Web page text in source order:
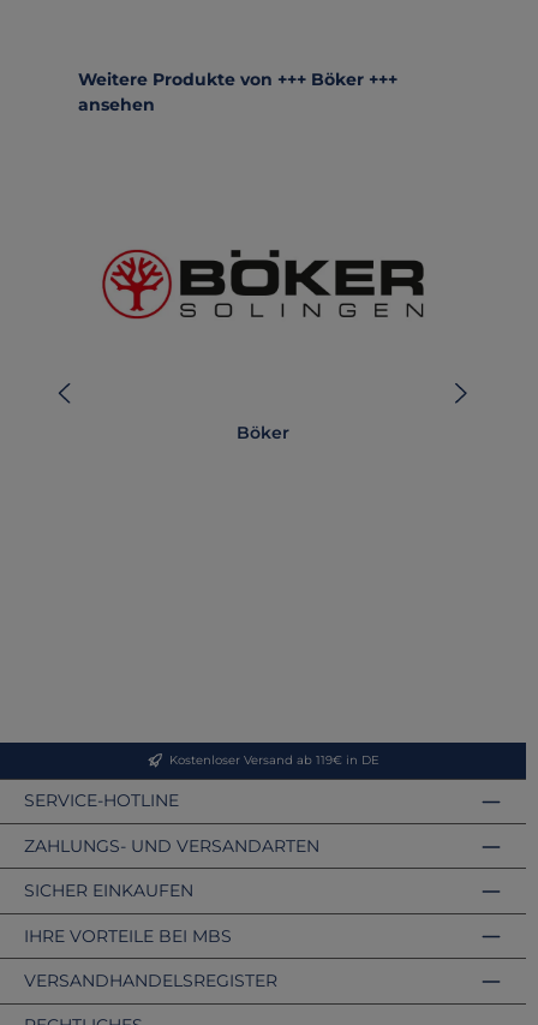
Produktgalerie überspringen
Weitere Produkte von +++ Böker +++
ansehen
Böker
Kostenloser Versand ab 119€ in DE
SERVICE-HOTLINE
ZAHLUNGS- UND VERSANDARTEN
VERSANDHANDELSREGISTER
SICHER EINKAUFEN
IHRE VORTEILE BEI MBS